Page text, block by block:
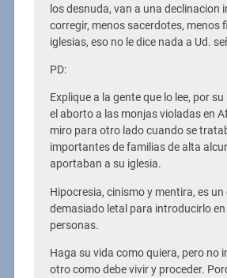
los desnuda, van a una declinacion
corregir, menos sacerdotes, menos
iglesias, eso no le dice nada a Ud.
PD:
Explique a la gente que lo lee, por
el aborto a las monjas violadas en
miro para otro lado cuando se
importantes de familias de alta
aportaban a su iglesia.
Hipocresia, cinismo y mentira, es un
demasiado letal para introducirlo en
personas.
Haga su vida como quiera, pero no
otro como debe vivir y proceder.